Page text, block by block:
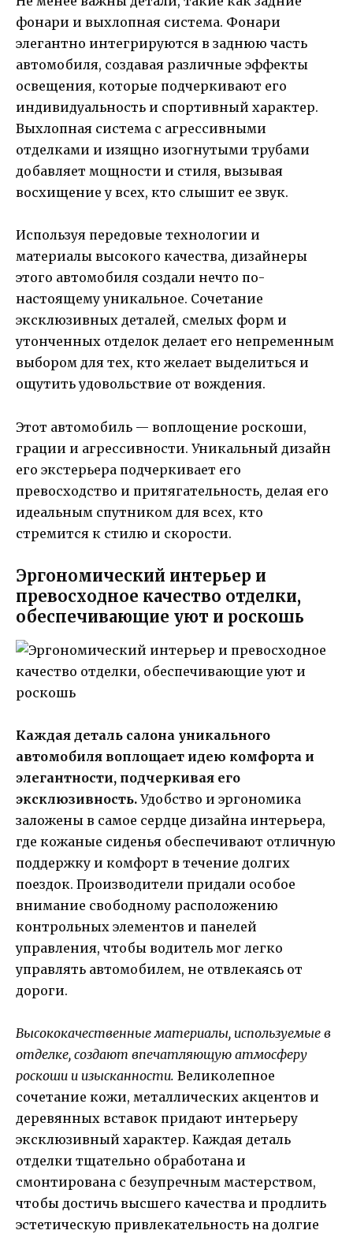
фонари и выхлопная система. Фонари
элегантно интегрируются в заднюю часть
автомобиля, создавая различные эффекты
освещения, которые подчеркивают его
индивидуальность и спортивный характер.
Выхлопная система с агрессивными
отделками и изящно изогнутыми трубами
добавляет мощности и стиля, вызывая
восхищение у всех, кто слышит ее звук.
Используя передовые технологии и
материалы высокого качества, дизайнеры
этого автомобиля создали нечто по-
настоящему уникальное. Сочетание
эксклюзивных деталей, смелых форм и
утонченных отделок делает его непременным
выбором для тех, кто желает выделиться и
ощутить удовольствие от вождения.
Этот автомобиль — воплощение роскоши,
грации и агрессивности. Уникальный дизайн
его экстерьера подчеркивает его
превосходство и притягательность, делая его
идеальным спутником для всех, кто
стремится к стилю и скорости.
Эргономический интерьер и
превосходное качество отделки,
обеспечивающие уют и роскошь
Каждая деталь салона уникального
автомобиля воплощает идею комфорта и
элегантности, подчеркивая его
эксклюзивность. Удобство и эргономика
заложены в самое сердце дизайна интерьера,
где кожаные сиденья обеспечивают отличную
поддержку и комфорт в течение долгих
поездок. Производители придали особое
внимание свободному расположению
контрольных элементов и панелей
управления, чтобы водитель мог легко
управлять автомобилем, не отвлекаясь от
дороги.
Высококачественные материалы, используемые в
отделке, создают впечатляющую атмосферу
роскоши и изысканности. Великолепное
сочетание кожи, металлических акцентов и
деревянных вставок придают интерьеру
эксклюзивный характер. Каждая деталь
отделки тщательно обработана и
смонтирована с безупречным мастерством,
чтобы достичь высшего качества и продлить
эстетическую привлекательность на долгие